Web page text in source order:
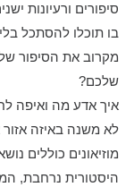
סיפורים ורעיונות
בו תוכלו להסתכל
מקרוב את הסיפור
שלכם?
איך אדע מה ואיפה
לא משנה באיזה
מוזיאונים כוללים
היסטורית נרחבת,